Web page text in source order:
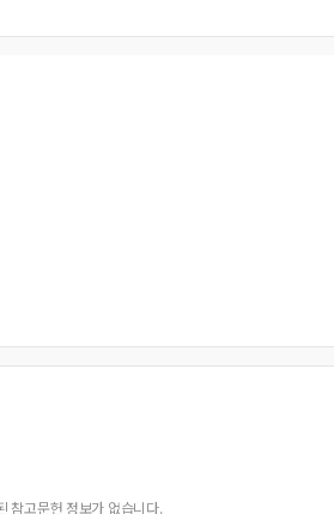
雖然是第15回中篇的作品，以男女愛情ㆍ波瀾ㆍ
淸代才子佳人小說。
참고문헌 정보가 없습니다.